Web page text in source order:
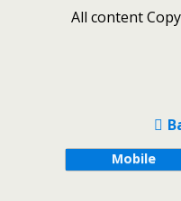
All content
Mobile